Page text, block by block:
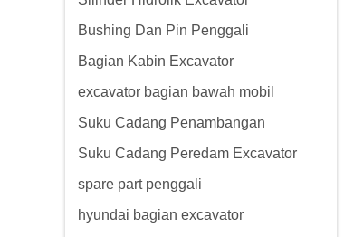
Bushing Dan Pin Penggali
Bagian Kabin Excavator
excavator bagian bawah mobil
Suku Cadang Penambangan
Suku Cadang Peredam Excavator
spare part penggali
hyundai bagian excavator